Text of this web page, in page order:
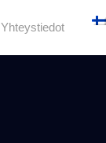
Yhteystiedot